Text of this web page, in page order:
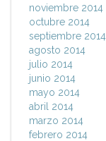
noviembre 2014
octubre 2014
septiembre 2014
agosto 2014
julio 2014
junio 2014
mayo 2014
abril 2014
marzo 2014
febrero 2014